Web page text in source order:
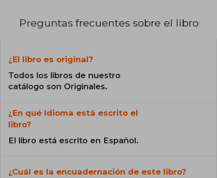
Preguntas frecuentes sobre el libro
¿El libro es original?
Todos los libros de nuestro
catálogo son Originales.
¿En qué Idioma está escrito el
libro?
El libro está escrito en Español.
¿Cuál es la encuadernación de este libro?